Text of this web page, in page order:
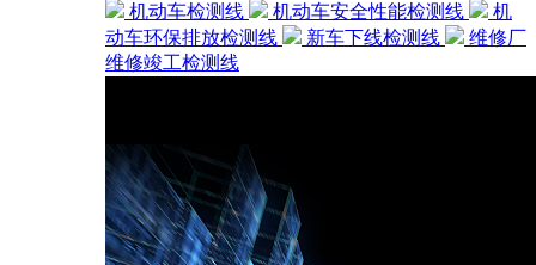
机动车检测线
机动车安全性能检测线
机
动车环保排放检测线
新车下线检测线
维修厂
维修竣工检测线